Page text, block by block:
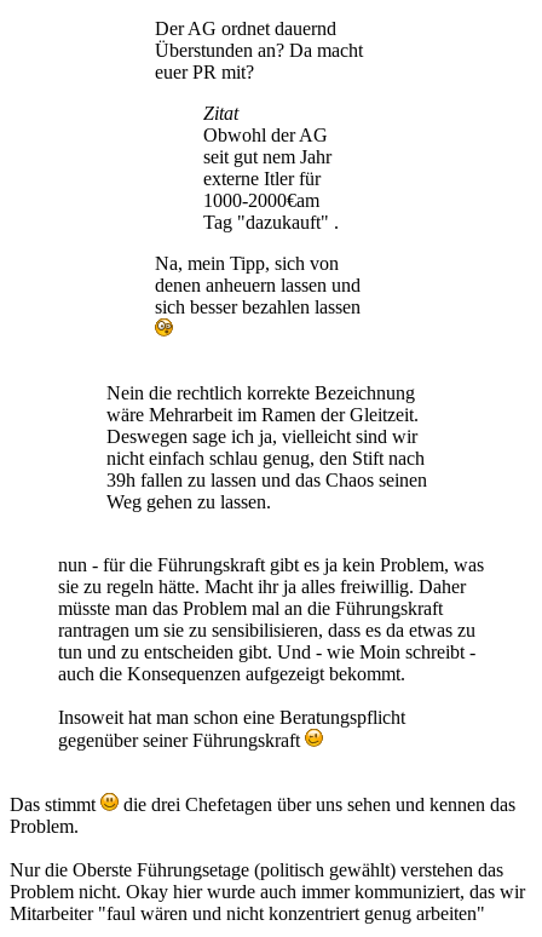
Der AG ordnet dauernd
Überstunden an? Da macht
euer PR mit?
Zitat
Obwohl der AG
seit gut nem Jahr
externe Itler für
1000-2000€am
Tag "dazukauft" .
Na, mein Tipp, sich von
denen anheuern lassen und
sich besser bezahlen lassen
Nein die rechtlich korrekte Bezeichnung
wäre Mehrarbeit im Ramen der Gleitzeit.
Deswegen sage ich ja, vielleicht sind wir
nicht einfach schlau genug, den Stift nach
39h fallen zu lassen und das Chaos seinen
Weg gehen zu lassen.
nun - für die Führungskraft gibt es ja kein Problem, was
sie zu regeln hätte. Macht ihr ja alles freiwillig. Daher
müsste man das Problem mal an die Führungskraft
rantragen um sie zu sensibilisieren, dass es da etwas zu
tun und zu entscheiden gibt. Und - wie Moin schreibt -
auch die Konsequenzen aufgezeigt bekommt.
Insoweit hat man schon eine Beratungspflicht
gegenüber seiner Führungskraft
Das stimmt
die drei Chefetagen über uns sehen und kennen das
Problem.
Nur die Oberste Führungsetage (politisch gewählt) verstehen das
Problem nicht. Okay hier wurde auch immer kommuniziert, das wir
Mitarbeiter "faul wären und nicht konzentriert genug arbeiten"